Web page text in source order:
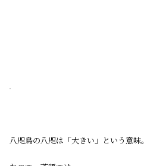
八咫烏の八咫は「大きい」という意味。